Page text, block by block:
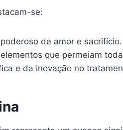
se:
de amor e sacrifício.
que permeiam
e da inovação no